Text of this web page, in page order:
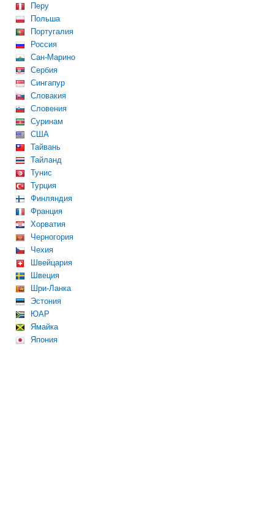
Перу
Польша
Португалия
Россия
Сан-Марино
Сербия
Сингапур
Словакия
Словения
Суринам
США
Тайвань
Тайланд
Тунис
Турция
Финляндия
Франция
Хорватия
Черногория
Чехия
Швейцария
Швеция
Шри-Ланка
Эстония
ЮАР
Ямайка
Япония